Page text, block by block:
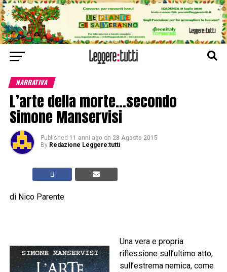
NARRATIVA
L’arte della morte…secondo
Simone Manservisi
Published 11 anni ago on 28 Agosto 2015
By Redazione Leggere:tutti
di Nico Parente
Una vera e propria
riflessione sull’ultimo atto,
sull’estrema nemica, come